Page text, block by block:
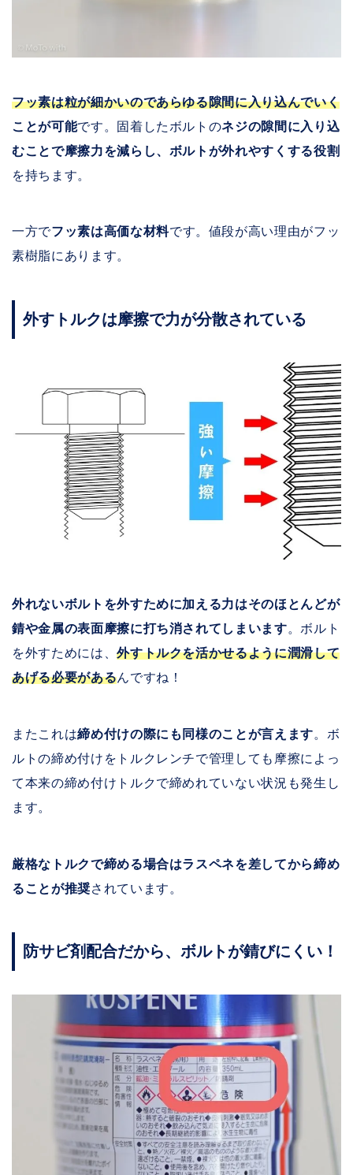
フッ素は粒が細かいのであらゆる隙間に入り込んでいく
ことが可能です。固着したボルトのネジの隙間に入り込
むことで摩擦力を減らし、ボルトが外れやすくする役割
を持ちます。
一方でフッ素は高価な材料です。値段が高い理由がフッ
素樹脂にあります。
外すトルクは摩擦で力が分散されている
外れないボルトを外すために加える力はそのほとんどが
錆や金属の表面摩擦に打ち消されてしまいます。ボルト
を外すためには、外すトルクを活かせるように潤滑して
あげる必要があるんですね！
またこれは締め付けの際にも同様のことが言えます。ボ
ルトの締め付けをトルクレンチで管理しても摩擦によっ
て本来の締め付けトルクで締めれていない状況も発生し
ます。
厳格なトルクで締める場合はラスペネを差してから締め
ることが推奨されています。
防サビ剤配合だから、ボルトが錆びにくい！